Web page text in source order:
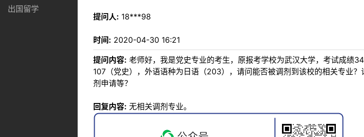
出国留学
提问人: 18***98
时间: 2020-04-30 16:21
提问内容: 老师好，我是党史专业的考生，原报考学校为武汉大学，考试成绩
107（党史），外语语种为日语（203），请问能否被调剂到该校的相关专业
剂申请等？
回复内容: 无相关调剂专业。